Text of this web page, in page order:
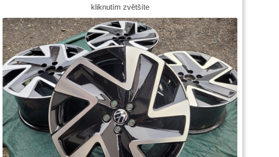
kliknutím zvětšíte